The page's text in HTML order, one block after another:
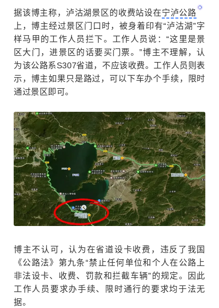
据该博主称，泸沽湖景区的收费站设在宁泸公路
上，博主经过景区门口时，被身着印有“泸沽湖”字
样马甲的工作人员拦下。 工作人员说：“这里是景
区大门，进景区的话要买门票。”博主不理解，认
为该公路系S307省道，不应该收费。工作人员则表
示，博主如果只是路过，可以下车办个手续，限时
通过景区即可。
博主不认可，认为在省道设卡收费，违反了我国
《公路法》第九条“禁止任何单位和个人在公路上
非法设卡、收费、罚款和拦截车辆”的规定。因此
工作人员要求办手续、限时通行的要求均于法无
据。